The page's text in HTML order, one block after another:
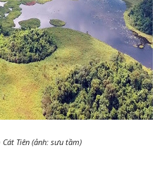
Tiên (ảnh: sưu tầm)